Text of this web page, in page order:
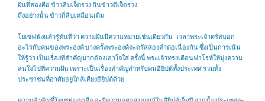
ฝันที่สองคือ ข้าวลีบเจ็ดรวง กินข้าวดีเจ็ดรวง
ถึงอย่างนั้น ข้าวก็ลีบเหมือนเดิม
โยเซฟฟังแล้วรู้ทันทีว่า ความฝันมีความหมายเช่นเดียวกัน เวลาพระเจ้าตรัสบอก
อะไรกับคนของพระองค์ บางครั้งพระองค์จะตรัสสองคำต่อเนื่องกัน ซึ่งเป็นการเน้น
ให้รู้ว่า เป็นเรื่องที่สำคัญมากต้องเอาใจใส่ ครั้งนี้ พระเจ้าทรงเตือนฟาโรห์ให้มุ่งความ
สนใจไปที่ความฝัน เพราะเป็นเรื่องสำคัญสำหรับคนอียิปต์ทั้งประเทศ รวมทั้ง
ประชาชนที่อาศัยอยู่ใกล้เคียงอียิปต์ด้วย